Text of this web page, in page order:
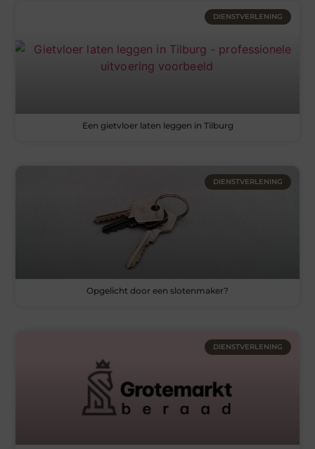
DIENSTVERLENING
Een gietvloer laten leggen in Tilburg
DIENSTVERLENING
Opgelicht door een slotenmaker?
DIENSTVERLENING